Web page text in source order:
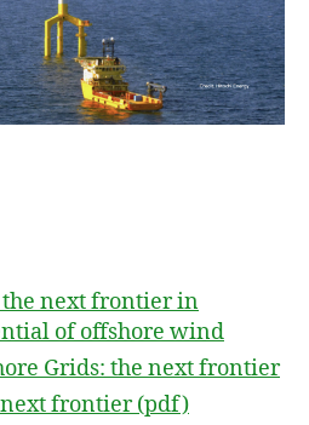
the next frontier in
of offshore wind
Grids: the next frontier
next frontier (pdf)